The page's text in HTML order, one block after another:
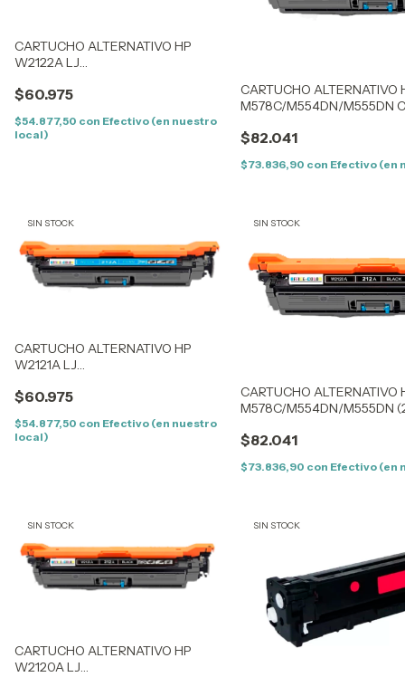
CARTUCHO ALTERNATIVO HP
W2122A LJ
(212AY) (5,5K) SIN CHIP
$60.975
$54.877,50 con Efectivo (en nuestro
local)
CARTUCHO ALTERNATIVO
M578C/M554DN/M555DN
$82.041
$73.836,90 con Efectivo (en
SIN STOCK
CARTUCHO ALTERNATIVO HP
W2121A LJ
(212AC) (5,5K) SIN CHIP
$60.975
$54.877,50 con Efectivo (en nuestro
local)
SIN STOCK
CARTUCHO ALTERNATIVO
M578C/M554DN/M555DN
$82.041
$73.836,90 con Efectivo (en
SIN STOCK
CARTUCHO ALTERNATIVO HP
W2120A LJ
SIN STOCK